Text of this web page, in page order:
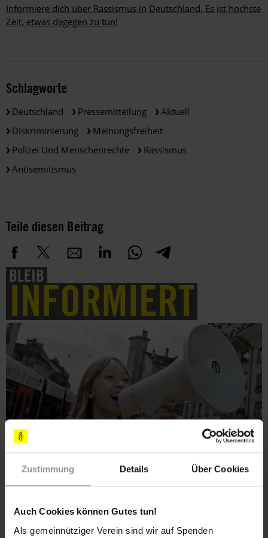
Zustimmung Details Über Cookies
Auch Cookies können Gutes tun!
Als gemeinnütziger Verein sind wir auf Spenden
Informiere dich über Rassismus in Deutschland. Es ist höchste
Zeit, etwas dagegen zu tun!
Schlagworte
Deutschland Pressemitteilung
Aktuell
Diskriminierung
Meinungsfreiheit
Polizei Und Menschenrechte
Rassismus
Antisemitismus
Teile diesen Beitrag
BLEIB
INFORMIERT
Abonniere den Amnesty-Newsletter und mach
Meine Daten